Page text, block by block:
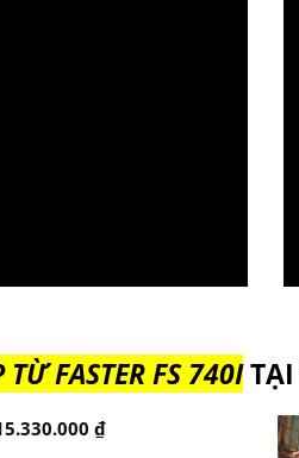
TỪ FASTER FS 740ITẠI
₫